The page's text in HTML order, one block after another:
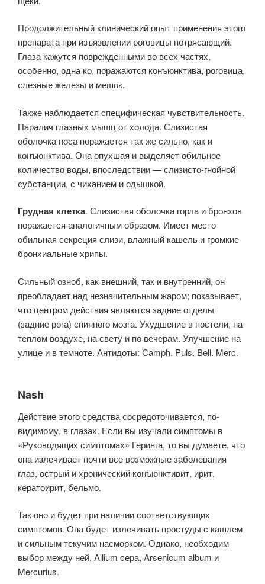
Продолжительный клинический опыт применения этого
препарата при изъязвлении роговицы потрясающий.
Глаза кажутся поврежденными во всех частях,
особенно, одна ко, поражаются конъюнктива, роговица,
слезные железы и мешок.
Также наблюдается специфическая чувствительность.
Паралич глазных мышц от холода. Слизистая
оболочка носа поражается так же сильно, как и
конъюнктива. Она опухшая и выделяет обильное
количество воды, впоследствии — слизисто-гнойной
субстанции, с чиханием и одышкой.
Грудная клетка. Слизистая оболочка горла и бронхов
поражается аналогичным образом. Имеет место
обильная секреция слизи, влажный кашель и громкие
бронхиальные хрипы.
Сильный озноб, как внешний, так и внутренний, он
преобладает над незначительным жаром; показывает,
что центром действия являются задние отделы
(задние рога) спинного мозга. Ухудшение в постели, на
теплом воздухе, на свету и по вечерам. Улучшение на
улице и в темноте. Антидоты: Camph. Puls. Bell. Merc.
Nash
Действие этого средства сосредоточивается, по-
видимому, в глазах. Если вы изучали симптомы в
«Руководящих симптомах» Геринга, то вы думаете, что
она излечивает почти все возможные заболевания
глаз, острый и хронический конъюнктивит, ирит,
кератоирит, бельмо.
Так оно и будет при наличии соответствующих
симптомов. Она будет излечивать простуды с кашлем
и сильным текучим насморком. Однако, необходим
выбор между ней, Allium cера, Arsenicum album и
Mercurius.